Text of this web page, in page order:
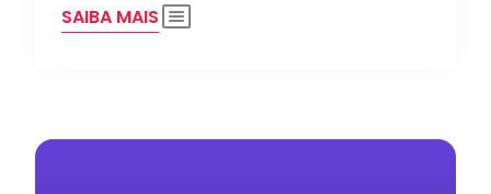
SAIBA MAIS